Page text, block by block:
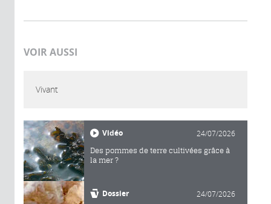
VOIR AUSSI
Vivant
Vidéo 24/07/2026
Des pommes de terre cultivées grâce à
la mer ?
Dossier 24/07/2026